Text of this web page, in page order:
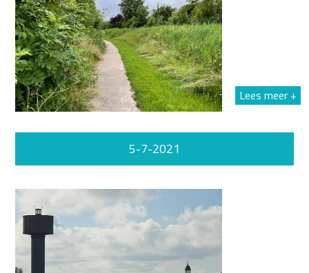
Lees meer +
5-7-2021